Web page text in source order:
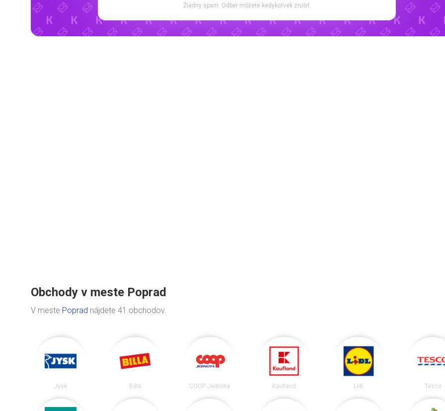
Žiadny spam. Odber môžete kedykoľvek zrušiť.
Obchody v meste Poprad
V meste Poprad nájdete 41 obchodov.
Jysk Billa COOP Jednota Kaufland Lidl Tesco